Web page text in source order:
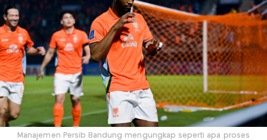
Manajemen Persib Bandung mengungkap seperti apa proses